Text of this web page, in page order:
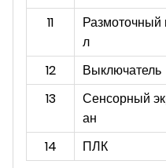
11
Размоточный
л
12
Выключатель
13
Сенсорный
ан
14 ПЛК